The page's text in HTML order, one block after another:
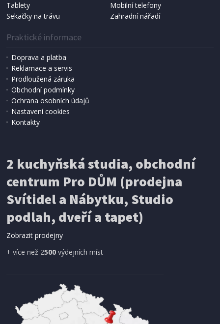
199 Kč Přidat do košíku
SÍŤ PROTI HMYZU
ProGarden KO-CY5910600 Síť proti hmyzu do
dveří magnetická 210 x 100 cm
Tablety
Mobilní telefony
Sekačky na trávu
Zahradní nářadí
Praktické informace
Doprava a platba
Reklamace a servis
Prodloužená záruka
Obchodní podmínky
Ochrana osobních údajů
Nastavení cookies
Kontakty
2 kuchyňská studia, obchodní
centrum Pro DŮM (prodejna
Svítidel a Nábytku, Studio
podlah, dveří a tapet)
Zobrazit prodejny
+ více než 2500 výdejních míst